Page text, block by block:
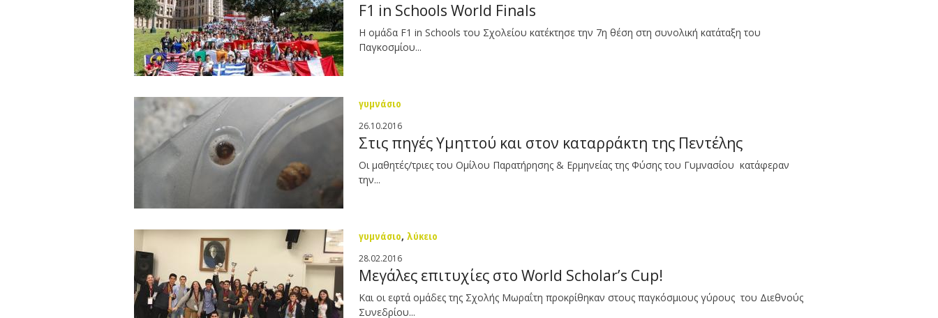
F1 in Schools World Finals
Η ομάδα F1 in Schools του Σχολείου κατέκτησε την 7η θέση στη συνολική κατάταξη του
Παγκοσμίου...
γυμνάσιο
26.10.2016
Στις πηγές Υμηττού και στον καταρράκτη της Πεντέλης
Οι μαθητές/τριες του Ομίλου Παρατήρησης & Ερμηνείας της Φύσης του Γυμνασίου κατάφεραν
την...
γυμνάσιο, λύκειο
28.02.2016
Μεγάλες επιτυχίες στο World Scholar’s Cup!
Και οι εφτά ομάδες της Σχολής Μωραΐτη προκρίθηκαν στους παγκόσμιους γύρους του Διεθνούς
Συνεδρίου...